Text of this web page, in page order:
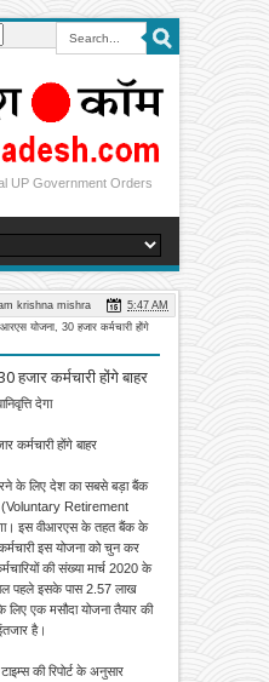
UP Government Orders
योजना, 30 हजार कर्मचारी होंगे
हजार कर्मचारी होंगे बाहर
krishna mishra 5:47 AM
देगा
कर्मचारी होंगे बाहर
के लिए देश का सबसे बड़ा बैंक
(Voluntary Retirement
इस वीआरएस के तहत बैंक के
इस योजना को चुन कर
की संख्या मार्च 2020 के
पहले इसके पास 2.57 लाख
एक मसौदा योजना तैयार की
है।
की रिपोर्ट के अनुसार